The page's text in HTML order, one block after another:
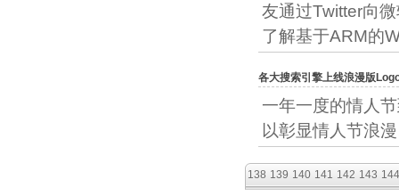
友通过Twitter向
了解基于ARM的
各大搜索引擎上线浪漫版
一年一度的情人
以彰显情人节浪
138 139 140 141 142 143 144